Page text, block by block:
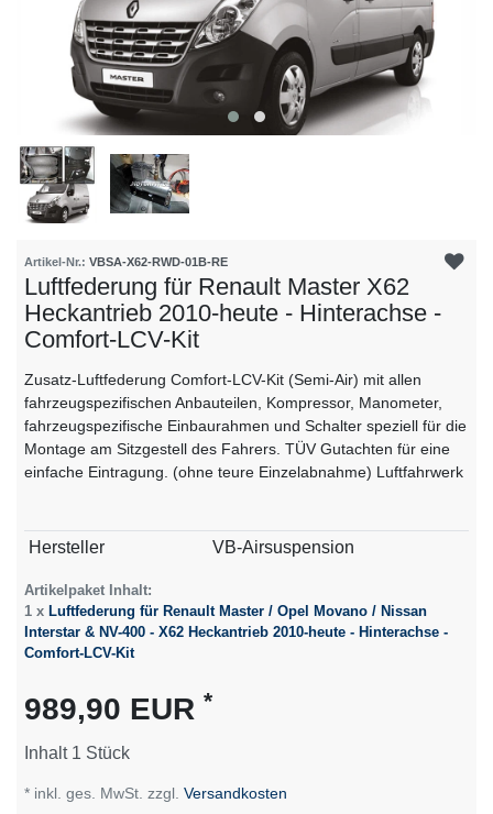
Artikel-Nr.: VBSA-X62-RWD-01B-RE
Luftfederung für Renault Master X62
Heckantrieb 2010-heute - Hinterachse -
Comfort-LCV-Kit
Zusatz-Luftfederung Comfort-LCV-Kit (Semi-Air) mit allen
fahrzeugspezifischen Anbauteilen, Kompressor, Manometer,
fahrzeugspezifische Einbaurahmen und Schalter speziell für die
Montage am Sitzgestell des Fahrers. TÜV Gutachten für eine
einfache Eintragung. (ohne teure Einzelabnahme) Luftfahrwerk
Technisches
Wert
Hersteller VB-Airsuspension
Artikelpaket Inhalt:
1 x Luftfederung für Renault Master / Opel Movano / Nissan
Interstar & NV-400 - X62 Heckantrieb 2010-heute - Hinterachse -
Comfort-LCV-Kit
989,90 EUR *
Inhalt 1 Stück
* inkl. ges. MwSt. zzgl. Versandkosten